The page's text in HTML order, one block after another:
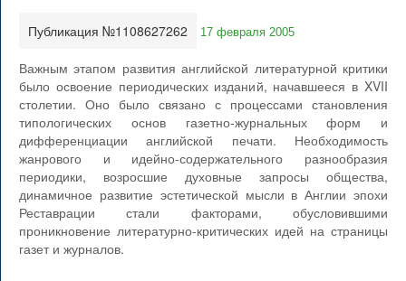
Публикация №1108627262 17 февраля 2005
Важным этапом развития английской литературной критики
было освоение периодических изданий, начавшееся в XVII
столетии. Оно было связано с процессами становления
типологических основ газетно-журнальных форм и
дифференциации английской печати. Необходимость
жанрового и идейно-содержательного разнообразия
периодики, возросшие духовные запросы общества,
динамичное развитие эстетической мысли в Англии эпохи
Реставрации стали факторами, обусловившими
проникновение литературно-критических идей на страницы
газет и журналов.